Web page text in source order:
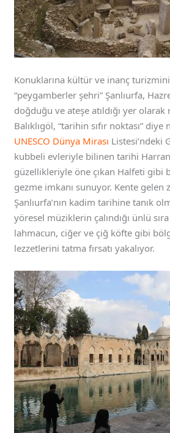
Konuklarına kültür ve inanç
“peygamberler şehri” Şanlıurfa,
doğduğu ve ateşe atıldığı yer
Balıklıgöl, “tarihin sıfır noktası”
UNESCO Dünya Mirası Listesi’ndeki
kubbeli evleriyle bilinen tarihi
güzellikleriyle öne çıkan Halfeti gibi
gezme imkanı sunuyor. Kente gelen
Şanlıurfa’nın kadim tarihine tanık
yöresel müziklerin çalındığı ünlü
lahmacun, ciğer ve çiğ köfte gibi
lezzetlerini tatma fırsatı yakalıyor.